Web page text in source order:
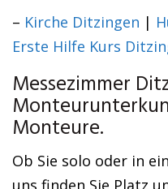
– Kirche Ditzingen |
Erste Hilfe Kurs
Messezimmer
Monteure.
Ob Sie solo oder in
uns finden Sie Platz